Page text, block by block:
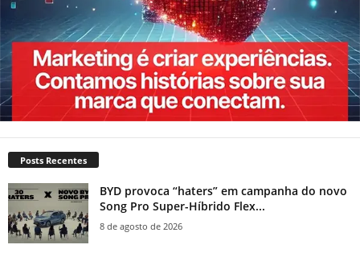
Posts Recentes
BYD provoca “haters” em campanha do novo
Song Pro Super-Híbrido Flex...
8 de agosto de 2026